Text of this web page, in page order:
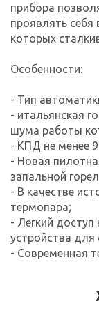
прибора
проявлять себя
которых
Особенности:
- Тип
- итальянская
шума работы
- КПД не менее
- Новая
запальной
- В качестве
термопара;
- Легкий доступ
устройства
- Современная